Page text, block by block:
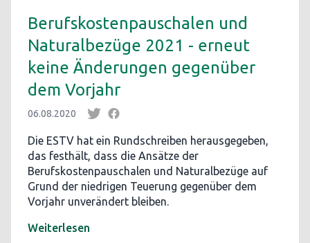
Berufskostenpauschalen und
Naturalbezüge 2021 - erneut
keine Änderungen gegenüber
dem Vorjahr
06.08.2020
Die ESTV hat ein Rundschreiben herausgegeben,
das festhält, dass die Ansätze der
Berufskostenpauschalen und Naturalbezüge auf
Grund der niedrigen Teuerung gegenüber dem
Vorjahr unverändert bleiben.
Weiterlesen